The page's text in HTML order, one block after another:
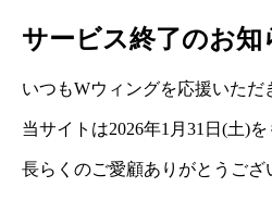
サービス終了のお知
いつもWウィングを応援いただ
当サイトは2026年1月31日(土)
長らくのご愛顧ありがとうござ